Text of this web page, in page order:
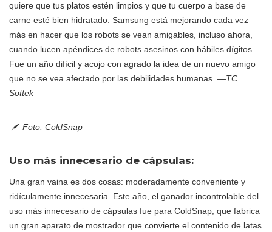
quiere que tus platos estén limpios y que tu cuerpo a base de
carne esté bien hidratado. Samsung está mejorando cada vez
más en hacer que los robots se vean amigables, incluso ahora,
cuando lucen apéndices de robots asesinos con hábiles dígitos.
Fue un año difícil y acojo con agrado la idea de un nuevo amigo
que no se vea afectado por las debilidades humanas. —TC
Sottek
Foto: ColdSnap
Uso más innecesario de cápsulas:
Una gran vaina es dos cosas: moderadamente conveniente y
ridículamente innecesaria. Este año, el ganador incontrolable del
uso más innecesario de cápsulas fue para ColdSnap, que fabrica
un gran aparato de mostrador que convierte el contenido de latas